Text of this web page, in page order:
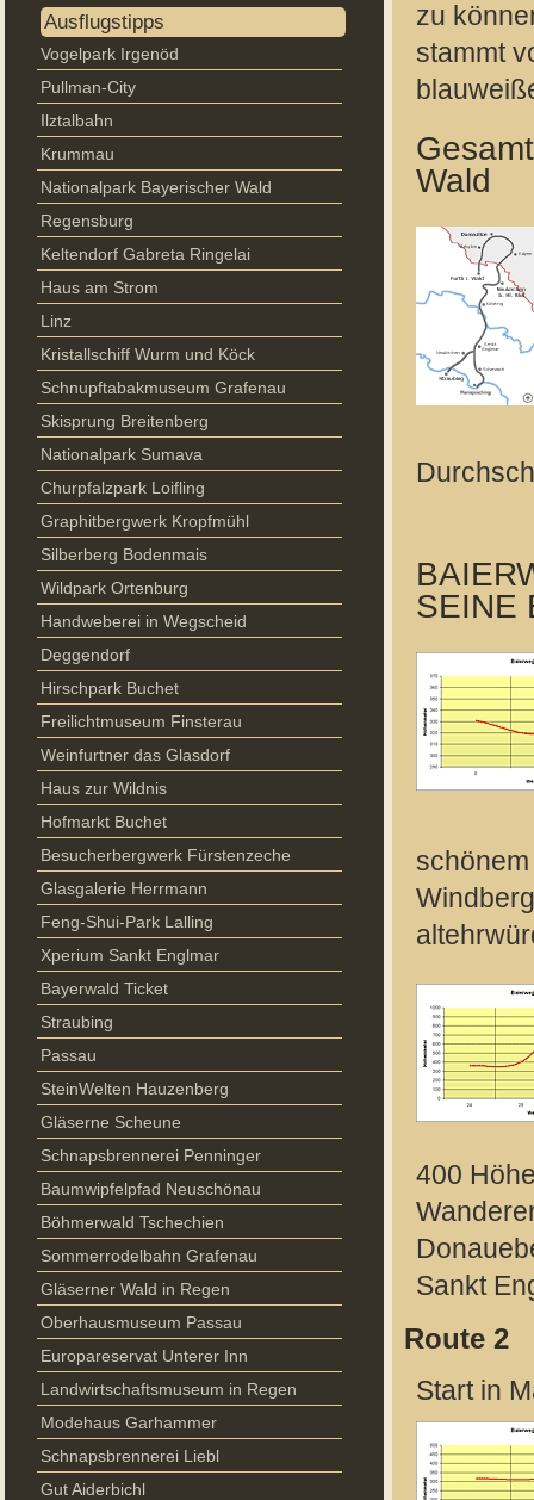
Ausflugstipps
Vogelpark Irgenöd
Pullman-City
Ilztalbahn
Krummau
Nationalpark Bayerischer Wald
Regensburg
Keltendorf Gabreta Ringelai
Haus am Strom
Linz
Kristallschiff Wurm und Köck
Schnupftabakmuseum Grafenau
Skisprung Breitenberg
Nationalpark Sumava
Churpfalzpark Loifling
Graphitbergwerk Kropfmühl
Silberberg Bodenmais
Wildpark Ortenburg
Handweberei in Wegscheid
Deggendorf
Hirschpark Buchet
Freilichtmuseum Finsterau
Weinfurtner das Glasdorf
Haus zur Wildnis
Hofmarkt Buchet
Besucherbergwerk Fürstenzeche
Glasgalerie Herrmann
Feng-Shui-Park Lalling
Xperium Sankt Englmar
Bayerwald Ticket
Straubing
Passau
SteinWelten Hauzenberg
Gläserne Scheune
Schnapsbrennerei Penninger
Baumwipfelpfad Neuschönau
Böhmerwald Tschechien
Sommerrodelbahn Grafenau
Gläserner Wald in Regen
Oberhausmuseum Passau
Europareservat Unterer Inn
Landwirtschaftsmuseum in Regen
Modehaus Garhammer
Schnapsbrennerei Liebl
Gut Aiderbichl
zu
stammt
Wald
SEINE
400
Sankt
Route 2
Start in